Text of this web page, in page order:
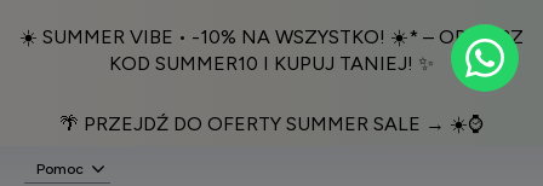
☀️ SUMMER VIBE • -10% NA WSZYSTKO! ☀️* – ODBIERZ
KOD SUMMER10 I KUPUJ TANIEJ! ✨
🌴 PRZEJDŹ DO OFERTY SUMMER SALE → ☀️⌚️
Pomoc